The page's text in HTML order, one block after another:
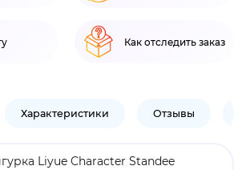
Как отследить заказ
Характеристики Отзывы
Liyue Character Standee